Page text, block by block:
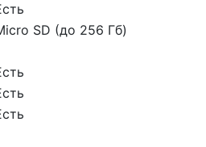
SD (до 256 Гб)